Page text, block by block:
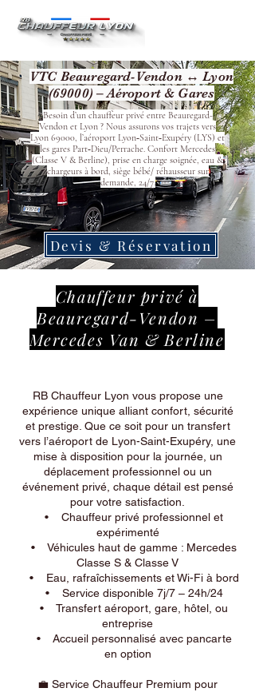
VTC Beauregard-Vendon ↔ Lyon
(69000) – Aéroport & Gares
Besoin d’un chauffeur privé entre Beauregard-
Vendon et Lyon ? Nous assurons vos trajets vers
Lyon 69000, l’aéroport Lyon‑Saint‑Exupéry (LYS) et
les gares Part‑Dieu/Perrache. Confort Mercedes
(Classe V & Berline), prise en charge soignée, eau &
chargeurs à bord, siège bébé/ réhausseur sur
demande, 24/7.
Devis & Réservation
Chauffeur privé à
Beauregard-Vendon –
Mercedes Van & Berline
RB Chauffeur Lyon vous propose une
expérience unique alliant confort, sécurité
et prestige. Que ce soit pour un transfert
vers l’aéroport de Lyon-Saint-Exupéry, une
mise à disposition pour la journée, un
déplacement professionnel ou un
événement privé, chaque détail est pensé
pour votre satisfaction.
• Chauffeur privé professionnel et
expérimenté
• Véhicules haut de gamme : Mercedes
Classe S & Classe V
• Eau, rafraîchissements et Wi-Fi à bord
• Service disponible 7j/7 – 24h/24
• Transfert aéroport, gare, hôtel, ou
entreprise
• Accueil personnalisé avec pancarte
en option
💼 Service Chauffeur Premium pour